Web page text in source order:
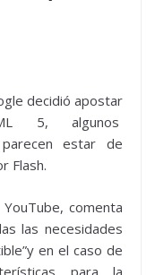
decidió apostar
5, algunos
parecen estar de
Flash.
comenta
las necesidades
en el caso de
para la